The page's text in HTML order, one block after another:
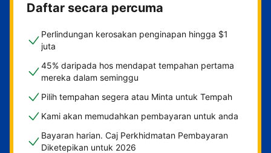
Daftar secara percuma
Perlindungan kerosakan penginapan hingga $1
juta
45% daripada hos mendapat tempahan pertama
mereka dalam seminggu
Pilih tempahan segera atau Minta untuk Tempah
Kami akan memudahkan pembayaran untuk anda
Bayaran harian. Caj Perkhidmatan Pembayaran
Diketepikan untuk 2026